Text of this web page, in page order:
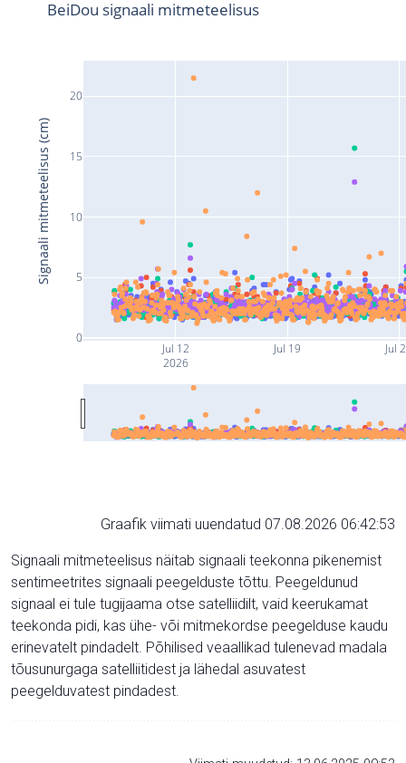
Jul 12
2026
Jul 19 Jul
0
5
10
15
20
BeiDou signaali mitmeteelisus
Signaali mitmeteelisus (cm)
Graafik viimati uuendatud 07.08.2026 06:42:53
Signaali mitmeteelisus näitab signaali teekonna pikenemist
sentimeetrites signaali peegelduste tõttu. Peegeldunud
signaal ei tule tugijaama otse satelliidilt, vaid keerukamat
teekonda pidi, kas ühe- või mitmekordse peegelduse kaudu
erinevatelt pindadelt. Põhilised veaallikad tulenevad madala
tõusunurgaga satelliitidest ja lähedal asuvatest
peegelduvatest pindadest.